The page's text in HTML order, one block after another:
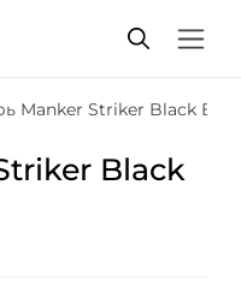
Manker Striker Black
Black